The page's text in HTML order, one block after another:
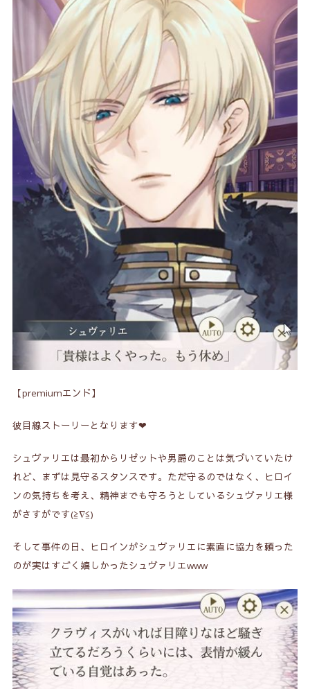
【premiumエンド】
彼目線ストーリーとなります❤
シュヴァリエは最初からリゼットや男爵のことは気づいていたけ
れど、まずは見守るスタンスです。ただ守るのではなく、ヒロイ
ンの気持ちを考え、精神までも守ろうとしているシュヴァリエ様
がさすがです(≧∇≦)
そして事件の日、ヒロインがシュヴァリエに素直に協力を頼った
のが実はすごく嬉しかったシュヴァリエwww